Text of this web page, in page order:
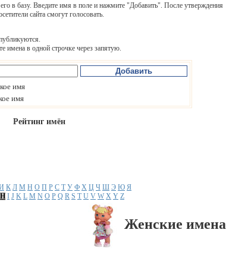
в базу. Введите имя в поле и нажмите "Добавить". После утверждения
сайта смогут голосовать.
имена в одной строчке через запятую.
имя
имя
Рейтинг имён
К Л М Н О П Р С Т У Ф Х Ц Ч Ш Э Ю Я
H I J K L M N O P Q R S T U V W X Y Z
Женские имена